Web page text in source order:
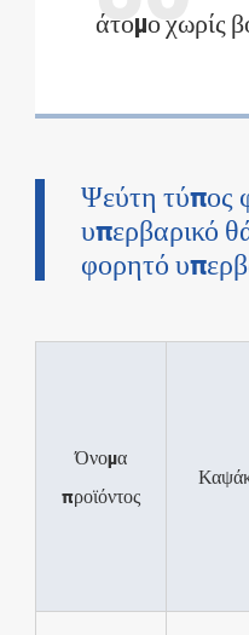
άτομο χωρίς
Ψεύτη τύπος
υπερβαρικό
φορητό
Όνομα
προϊόντος